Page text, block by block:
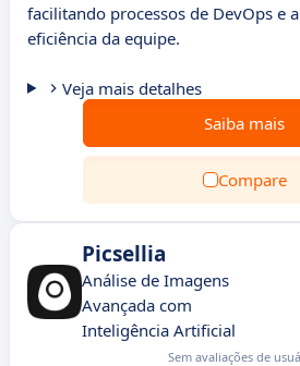
facilitando processos de DevOps e
eficiência da equipe.
Veja mais detalhes
Saiba mais
Compare
Picsellia
Análise de Imagens
Avançada com
Inteligência Artificial
Sem avaliações de